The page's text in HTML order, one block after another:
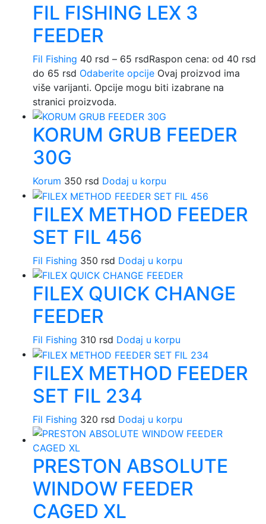
FIL FISHING LEX 3
FEEDER
Fil Fishing 40 rsd – 65 rsdRaspon cena: od 40 rsd
do 65 rsd Odaberite opcije Ovaj proizvod ima
više varijanti. Opcije mogu biti izabrane na
stranici proizvoda.
KORUM GRUB FEEDER
30G
Korum 350 rsd Dodaj u korpu
FILEX METHOD FEEDER
SET FIL 456
Fil Fishing 350 rsd Dodaj u korpu
FILEX QUICK CHANGE
FEEDER
Fil Fishing 310 rsd Dodaj u korpu
FILEX METHOD FEEDER
SET FIL 234
Fil Fishing 320 rsd Dodaj u korpu
PRESTON ABSOLUTE
WINDOW FEEDER
CAGED XL